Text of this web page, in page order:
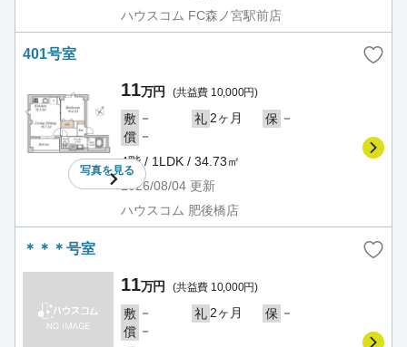
ハウスコム FC森ノ宮駅前店
401号室
写真を見る
11万円 (共益費 10,000円)
敷 － 礼 2ヶ月 保 －
償 －
4階 / 1LDK / 34.73㎡
2026/08/04 更新
ハウスコム 肥後橋店
＊＊＊号室
11万円 (共益費 10,000円)
敷 － 礼 2ヶ月 保 －
償 －